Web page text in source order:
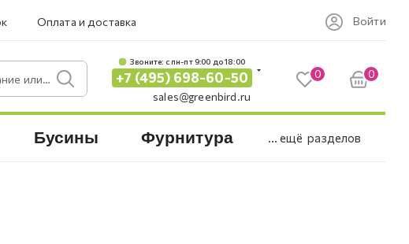
Оплата и доставка Войти
артикул.
Звоните: c пн-пт 9:00 до 18:00
+7 (495) 698-60-50
sales@greenbird.ru
0 0
Бусины Фурнитура ... ещё разделов